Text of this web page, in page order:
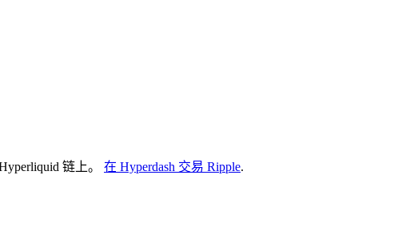
链上。 在 Hyperdash 交易 Ripple.